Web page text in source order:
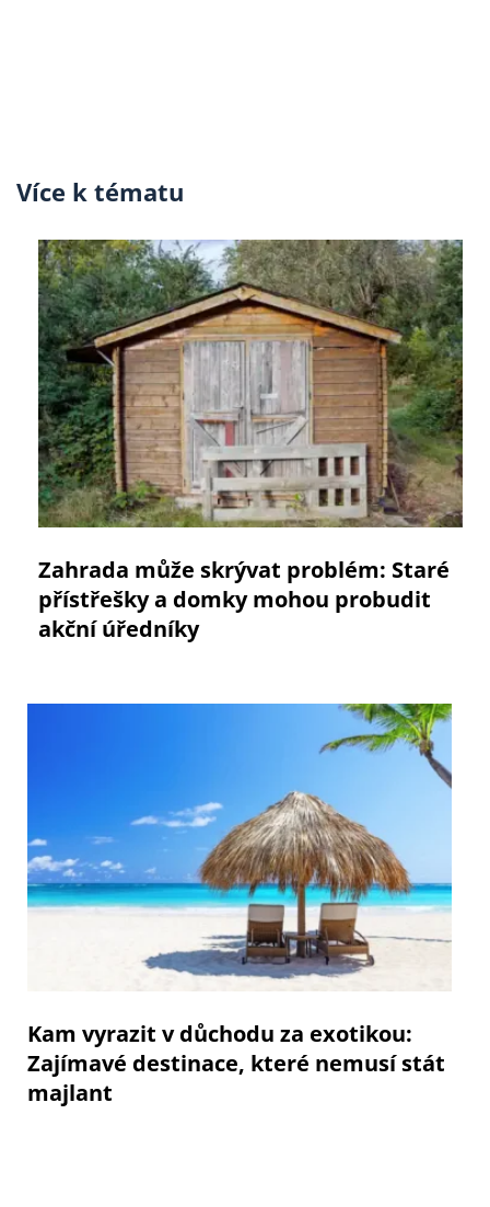
Více k tématu
Zahrada může skrývat problém: Staré
přístřešky a domky mohou probudit
akční úředníky
Kam vyrazit v důchodu za exotikou:
Zajímavé destinace, které nemusí stát
majlant